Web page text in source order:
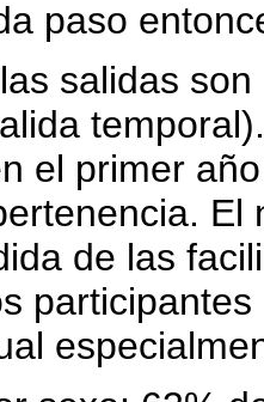
paso
salidas
el primer
de las